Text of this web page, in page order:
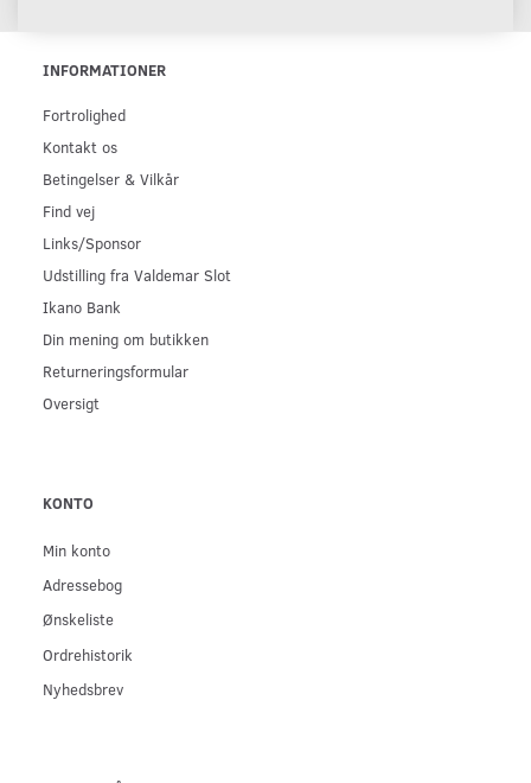
INFORMATIONER
Fortrolighed
Kontakt os
Betingelser & Vilkår
Find vej
Links/Sponsor
Udstilling fra Valdemar Slot
Ikano Bank
Din mening om butikken
Returneringsformular
Oversigt
KONTO
Min konto
Adressebog
Ønskeliste
Ordrehistorik
Nyhedsbrev